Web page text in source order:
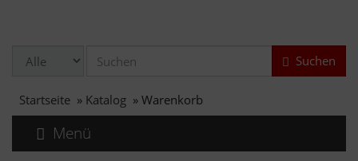
Suchen
Startseite » Katalog » Warenkorb
Menü